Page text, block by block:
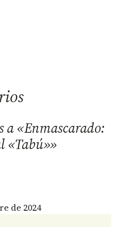
a «Enmascarado:
«Tabú»»
de 2024